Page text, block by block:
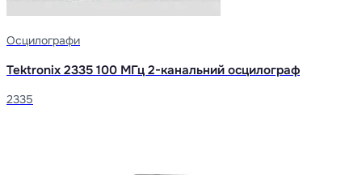
Осцилографи
Tektronix 2335 100 МГц 2-канальний осцилограф
2335